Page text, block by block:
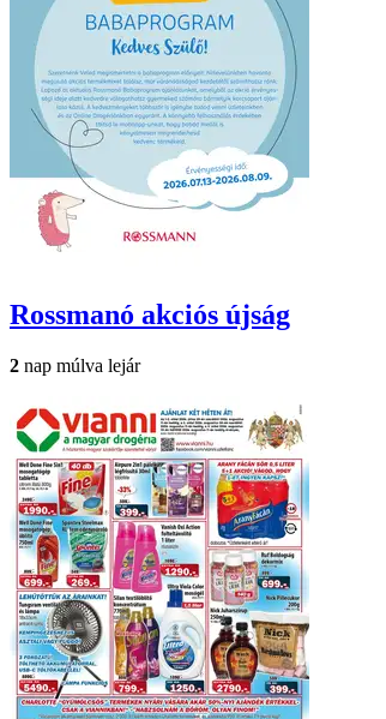
Rossmanó akciós újság
2 nap múlva lejár